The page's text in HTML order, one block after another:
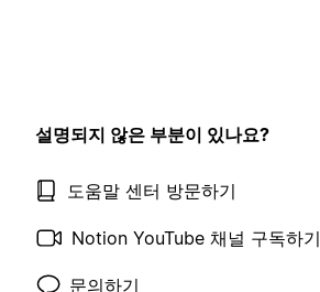
설명되지 않은 부분이 있나요?
도움말 센터 방문하기
Notion YouTube 채널 구독하기
문의하기